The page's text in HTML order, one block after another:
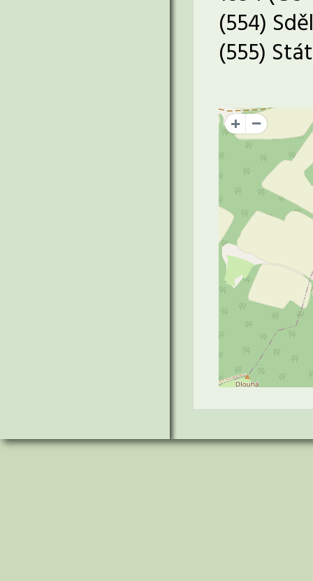
(554)
(555)
+